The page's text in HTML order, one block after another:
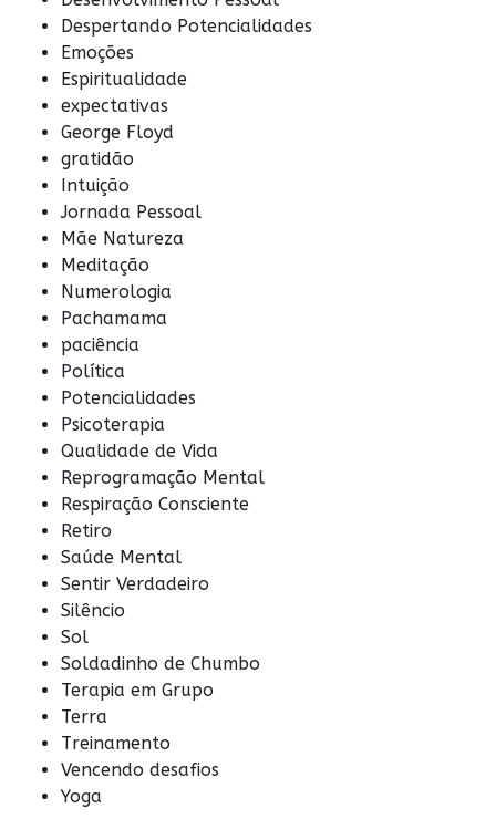
Despertando Potencialidades
Emoções
Espiritualidade
expectativas
George Floyd
gratidão
Intuição
Jornada Pessoal
Mãe Natureza
Meditação
Numerologia
Pachamama
paciência
Política
Potencialidades
Psicoterapia
Qualidade de Vida
Reprogramação Mental
Respiração Consciente
Retiro
Saúde Mental
Sentir Verdadeiro
Silêncio
Sol
Soldadinho de Chumbo
Terapia em Grupo
Terra
Treinamento
Vencendo desafios
Yoga